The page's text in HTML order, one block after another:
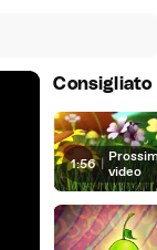
Consigliato
1:56 | video